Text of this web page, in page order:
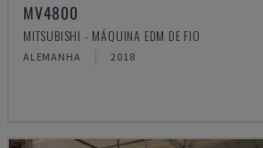
MV4800
MITSUBISHI - MÁQUINA EDM DE FIO
ALEMANHA 2018